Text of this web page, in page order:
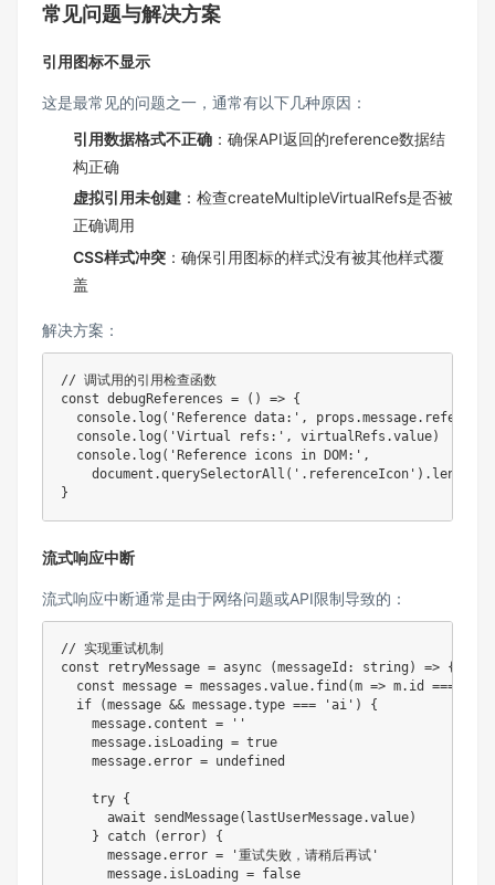
常见问题与解决方案
引用图标不显示
这是最常见的问题之一，通常有以下几种原因：
引用数据格式不正确 ：确保API返回的reference数据结
构正确
虚拟引用未创建 ：检查createMultipleVirtualRefs是否被
正确调用
CSS样式冲突 ：确保引用图标的样式没有被其他样式覆
盖
解决方案：
// 调试用的引用检查函数
const debugReferences = ( ) => {
console. log ( 'Reference data:' , props .message. reference
console. log ( 'Virtual refs:' , virtualRefs .value)
console. log ( 'Reference icons in DOM:' ,
    document
.querySelectorAll ( '.referenceIcon' ) . length
}
流式响应中断
流式响应中断通常是由于网络问题或API限制导致的：
// 实现重试机制
const
retryMessage = async (messageId : string ) => {
const message = messages .value. find (m => m. id ===
if
(message && message.type === 'ai' )
{
    message
. content =
''
    message
. isLoading = true
    message
.error = undefined
try {
await
sendMessage( lastUserMessage.value)
}
catch (error)
{
      message
.error =
'重试失败，请稍后再试'
      message
. isLoading = false